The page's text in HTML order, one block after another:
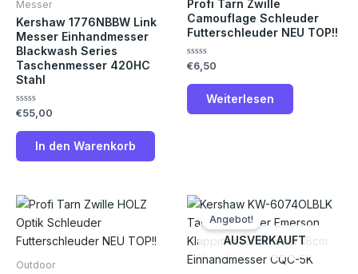
Messer
Kershaw 1776NBBW Link
Messer Einhandmesser
Blackwash Series
Taschenmesser 420HC
Stahl
Bewertet
0
€55,00
In den Warenkorb
Profi Tarn Zwille
Camouflage Schleuder
Futterschleuder NEU TOP!!
Bewertet
0
€6,50
Weiterlesen
Outdoor
AUSVERKAUFT
Angebot!
Ursprünglicher
Preis
war:
€36,00
Aktueller
Preis
ist:
€33,00.